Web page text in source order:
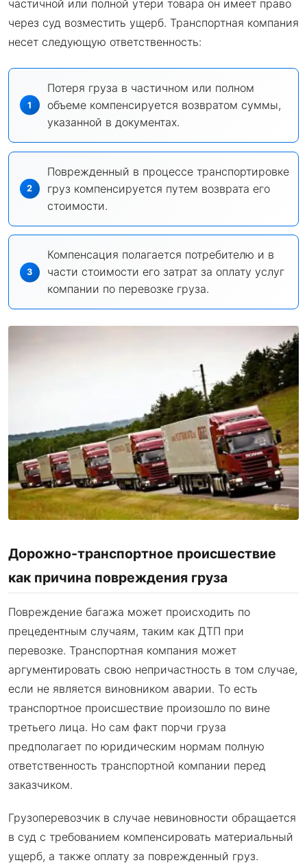
частичной или полной утери товара он имеет право
через суд возместить ущерб. Транспортная компания
несет следующую ответственность:
Потеря груза в частичном или полном
объеме компенсируется возвратом суммы,
указанной в документах.
Поврежденный в процессе транспортировке
груз компенсируется путем возврата его
стоимости.
Компенсация полагается потребителю и в
части стоимости его затрат за оплату услуг
компании по перевозке груза.
Дорожно-транспортное происшествие
как причина повреждения груза
Повреждение багажа может происходить по
прецедентным случаям, таким как ДТП при
перевозке. Транспортная компания может
аргументировать свою непричастность в том случае,
если не является виновником аварии. То есть
транспортное происшествие произошло по вине
третьего лица. Но сам факт порчи груза
предполагает по юридическим нормам полную
ответственность транспортной компании перед
заказчиком.
Грузоперевозчик в случае невиновности обращается
в суд с требованием компенсировать материальный
ущерб, а также оплату за поврежденный груз.